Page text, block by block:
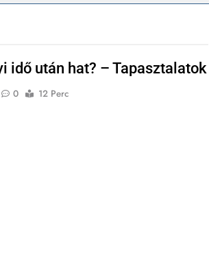
idő után hat? – Tapasztalatok
0 12 Perc